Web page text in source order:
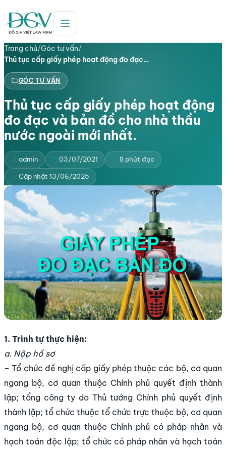
Trang chủ/Góc tư vấn/
Thủ tục cấp giấy phép hoạt động đo đạc…
GÓC TƯ VẤN
Thủ tục cấp giấy phép hoạt động
đo đạc và bản đồ cho nhà thầu
nước ngoài mới nhất.
admin 03/07/2021 8 phút đọc
Cập nhật 13/06/2025
1. Trình tự thực hiện:
a. Nộp hồ sơ
– Tổ chức đề nghị cấp giấy phép thuộc các bộ, cơ quan
ngang bộ, cơ quan thuộc Chính phủ quyết định thành
lập; tổng công ty do Thủ tướng Chính phủ quyết định
thành lập; tổ chức thuộc tổ chức trực thuộc bộ, cơ quan
ngang bộ, cơ quan thuộc Chính phủ có pháp nhân và
hạch toán độc lập; tổ chức có pháp nhân và hạch toán